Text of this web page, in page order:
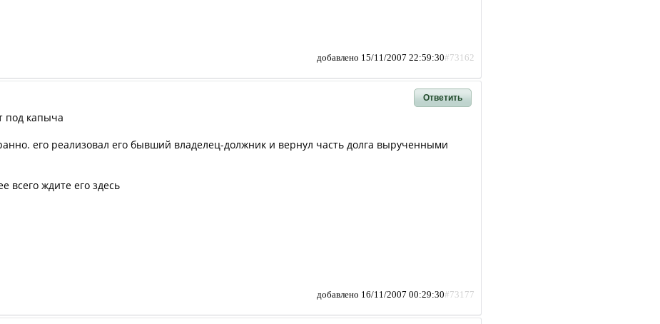
добавлено 15/11/2007 22:59:30#73162
Ответить
под капыча
его реализовал его бывший владелец-должник и вернул часть долга вырученными
всего ждите его здесь
добавлено 16/11/2007 00:29:30#73177